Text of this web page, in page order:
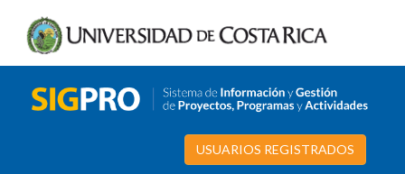
USUARIOS REGISTRADOS